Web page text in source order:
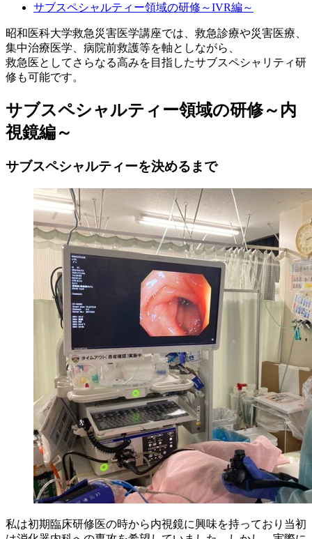
サブスペシャルティー領域の研修～IVR編～
昭和医科大学救急災害医学講座では、救急診療や災害医療、
集中治療医学、病院前救護等を軸としながら、
救急医としてさらなる高みを目指したサブスペシャリティ研
修も可能です。
サブスペシャルティー領域の研修～内
視鏡編～
サブスペシャルティーを決めるまで
私は初期臨床研修医の時から内視鏡に興味を持っており当初